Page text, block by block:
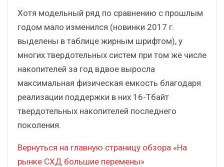
Хотя модельный ряд по сравнению с прошлым
годом мало изменился (новинки 2017 г.
выделены в таблице жирным шрифтом), у
многих твердотельных систем при том же числе
накопителей за год вдвое выросла
максимальная физическая емкость благодаря
реализации поддержки в них 16-Тбайт
твердотельных накопителей последнего
поколения.
Вернуться на главную страницу обзора «На
рынке СХД большие перемены»